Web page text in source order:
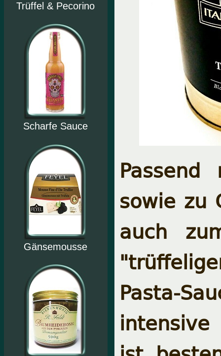
Trüffel & Pecorino
Scharfe Sauce
Gänsemousse
sowie zu
auch
Pasta-
intensive